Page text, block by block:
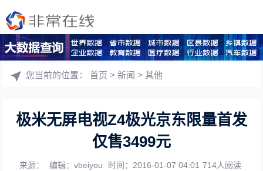
您当前的位置：首页 >新闻 >其他
极米无屏电视Z4极光京东限量首发
仅售3499元
来源： 编辑：vbeiyou 时间：2016-01-07 04:01 714人阅读